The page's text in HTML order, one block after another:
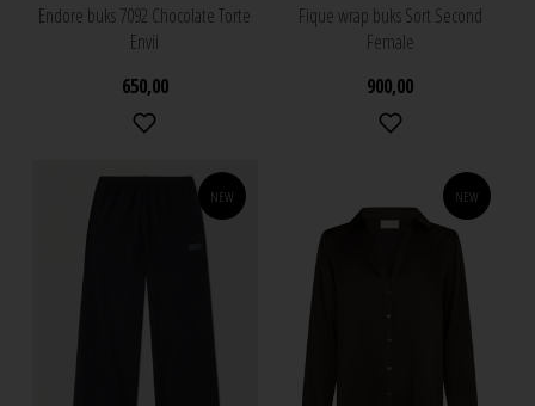
Endore buks 7092 Chocolate Torte
Envii
650,00
Fique wrap buks Sort Second
Female
900,00
NEW NEW